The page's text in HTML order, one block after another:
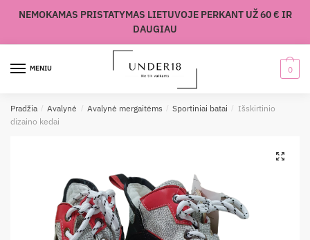
NEMOKAMAS PRISTATYMAS LIETUVOJE PERKANT UŽ 60 € IR
DAUGIAU
MENIU 0
Pradžia / Avalynė / Avalynė mergaitėms / Sportiniai batai /
Išskirtinio
dizaino kedai
🔍